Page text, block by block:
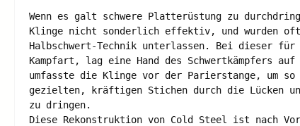
Wenn es galt schwere Platterüstung zu
Klinge nicht sonderlich effektiv, und wurden oft
Halbschwert-Technik unterlassen. Bei dieser
Kampfart, lag eine Hand des Schwertkämpfers
umfasste die Klinge vor der Parierstange, um
gezielten, kräftigen Stichen durch die Lücken
zu dringen.
Diese Rekonstruktion von Cold Steel ist nach